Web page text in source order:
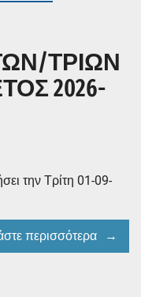
ΤΡΙΩΝ
2026-
την Τρίτη 01-09-
περισσότερα